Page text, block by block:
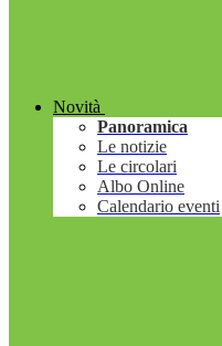
Novità
Panoramica
Le notizie
Le circolari
Albo Online
Calendario eventi